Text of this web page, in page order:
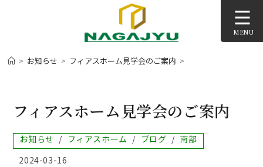
MENU
> お知らせ > フィアスホーム見学会のご案内 >
フィアスホーム見学会のご案内
投
稿
カ
お知らせ / フィアスホーム / ブログ / 南部
投
2024-03-16